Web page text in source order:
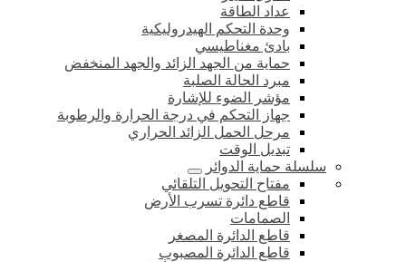
عداد الطاقة
وحدة التحكم الهيدروليكية
بادئ مغناطيسي
حماية من الجهد الزائد والجهد المنخفض
مبرد الحالة الصلبة
مؤشر الضوء للإشارة
جهاز التحكم في درجة الحرارة والرطوبة
مرحل الحمل الزائد الحراري
تبديل الوقت
سلسلة حماية الدوائر
مفتاح التحويل التلقائي
قاطع دائرة تسرب الأرض
الصمامات
قاطع الدائرة المصغر
قاطع الدائرة المصبوب